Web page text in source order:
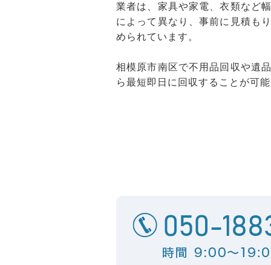
業者は、家具や家電、衣類など
によって異なり、事前に見積も
められています。
相模原市南区で不用品回収や遺
ら最短即日に回収することが可